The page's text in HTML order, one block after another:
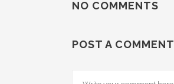
NO COMMENTS
POST A COMMENT